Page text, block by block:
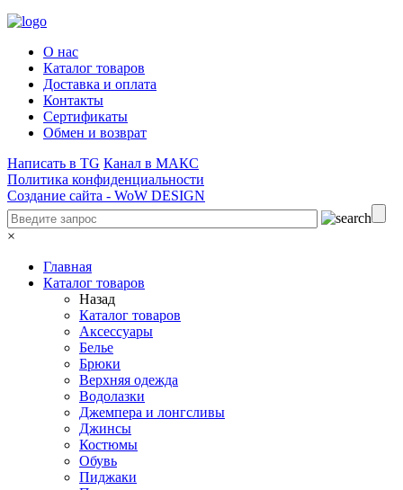
О нас
Каталог товаров
Доставка и оплата
Контакты
Сертификаты
Обмен и возврат
Написать в TG Канал в МАКС
Политика конфиденциальности
Создание сайта - WoW DESIGN
×
Главная
Каталог товаров
Назад
Каталог товаров
Аксессуары
Белье
Брюки
Верхняя одежда
Водолазки
Джемпера и лонгсливы
Джинсы
Костюмы
Обувь
Пиджаки